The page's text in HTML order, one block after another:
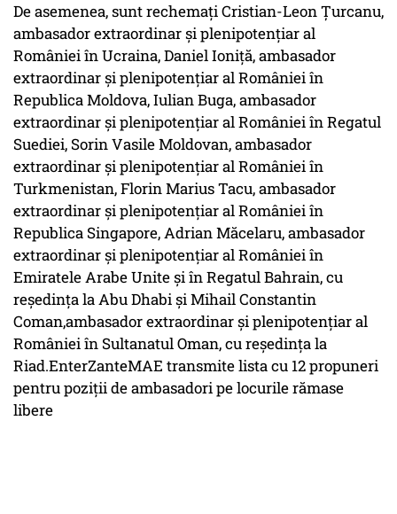
De asemenea, sunt rechemați Cristian-Leon Țurcanu,
ambasador extraordinar și plenipotențiar al
României în Ucraina, Daniel Ioniță, ambasador
extraordinar și plenipotențiar al României în
Republica Moldova, Iulian Buga, ambasador
extraordinar și plenipotențiar al României în Regatul
Suediei, Sorin Vasile Moldovan, ambasador
extraordinar și plenipotențiar al României în
Turkmenistan, Florin Marius Tacu, ambasador
extraordinar și plenipotențiar al României în
Republica Singapore, Adrian Măcelaru, ambasador
extraordinar și plenipotențiar al României în
Emiratele Arabe Unite și în Regatul Bahrain, cu
reședința la Abu Dhabi și Mihail Constantin
Coman,ambasador extraordinar și plenipotențiar al
României în Sultanatul Oman, cu reședința la
Riad.EnterZanteMAE transmite lista cu 12 propuneri
pentru poziții de ambasadori pe locurile rămase
libere